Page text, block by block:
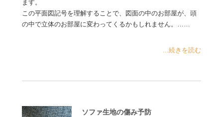
ます。
この平面図記号を理解することで、図面の中のお部屋が、頭
の中で立体のお部屋に変わってくるかもしれません。……
...続きを読む
ソファ生地の傷み予防